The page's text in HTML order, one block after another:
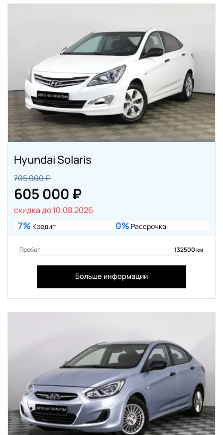
Hyundai Solaris
705 000 ₽
605 000 ₽
скидка до 10.08.2026
7% Кредит 0% Рассрочка
Пробег 132500 км
Больше информации